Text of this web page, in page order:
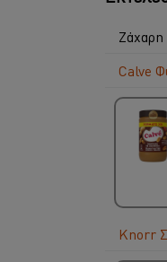
Ζάχαρη
Calve
Knorr